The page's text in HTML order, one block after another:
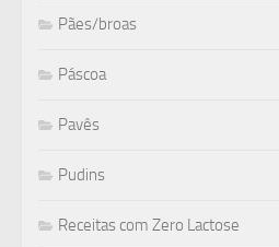
Pães/broas
Páscoa
Pavês
Pudins
Receitas com Zero Lactose